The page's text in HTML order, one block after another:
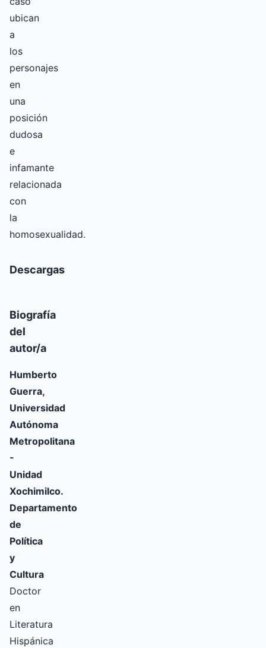
ubican
a
los
personajes
en
una
posición
dudosa
e
infamante
relacionada
con
la
homosexualidad.
Descargas
Biografía
del
autor/a
Humberto
Guerra,
Universidad
Autónoma
Metropolitana
-
Unidad
Xochimilco.
Departamento
de
Política
y
Cultura
Doctor
en
Literatura
Hispánica